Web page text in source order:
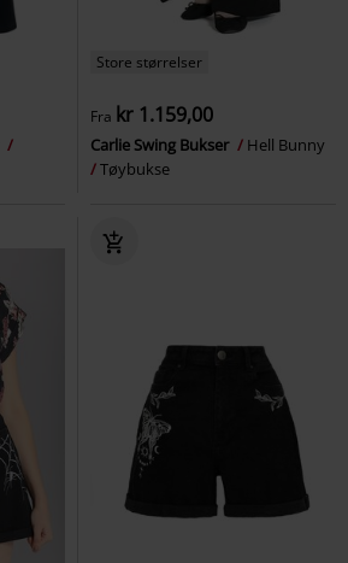
Store størrelser
Fra kr 1.159,00
Carlie Swing Bukser
Hell Bunny
Tøybukse